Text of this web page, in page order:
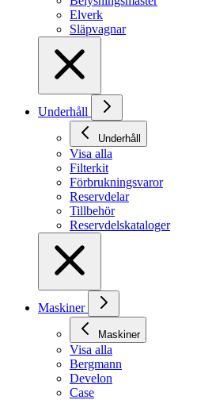
Elverk
Släpvagnar
Underhåll
Underhåll
Visa alla
Filterkit
Förbrukningsvaror
Reservdelar
Tillbehör
Reservdelskataloger
Maskiner
Maskiner
Visa alla
Bergmann
Develon
Case